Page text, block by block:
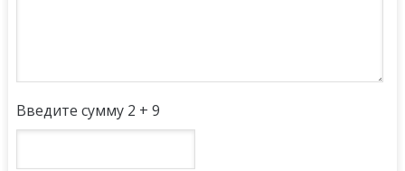
Введите сумму 2 + 9